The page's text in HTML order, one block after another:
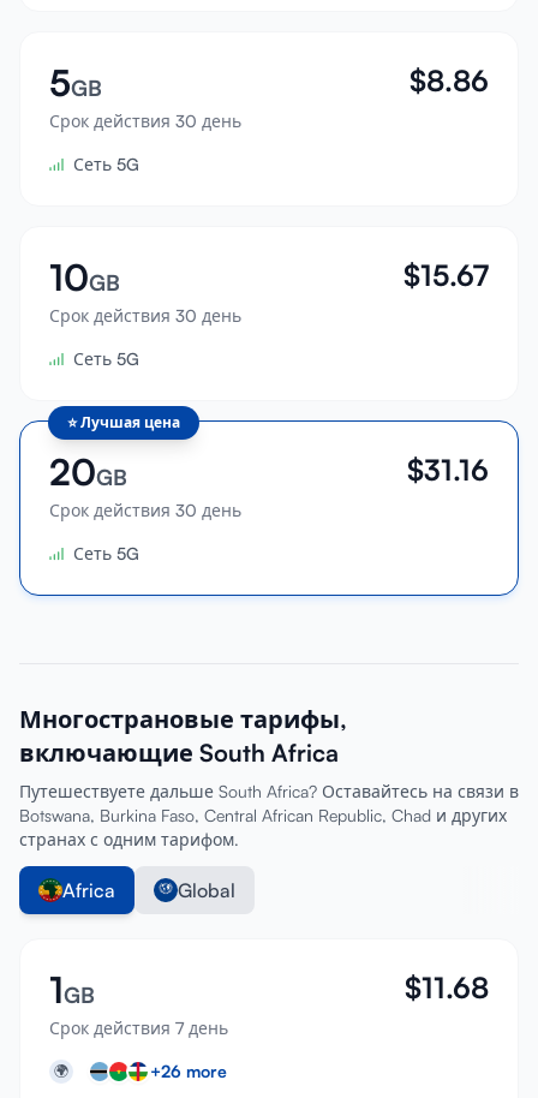
5GB
Срок действия 30 день
$8.86
Сеть 5G
10GB
Срок действия 30 день
$15.67
Сеть 5G
⭐Лучшая цена
20GB
Срок действия 30 день
$31.16
Сеть 5G
Многострановые тарифы,
включающие South Africa
Путешествуете дальше South Africa? Оставайтесь на связи в
Botswana, Burkina Faso, Central African Republic, Chad и других
странах с одним тарифом.
Africa Global
1GB
Срок действия 7 день
$11.68
🌍 +26 more